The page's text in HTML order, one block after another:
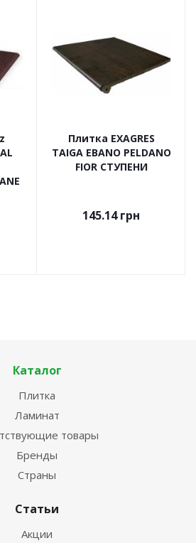
Плитка EXAGRES
TAIGA EBANO PELDANO
FIOR СТУПЕНИ
145.14грн
Каталог
Плитка
Ламинат
товары
Бренды
Страны
Статьи
Акции